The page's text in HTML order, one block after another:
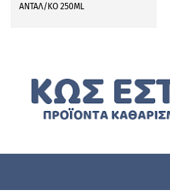
ΑΝΤΑΛ/ΚΟ 250ML